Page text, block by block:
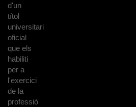
d'un
títol
universitari
oficial
que els
habiliti
per a
l'exercici
de la
professió